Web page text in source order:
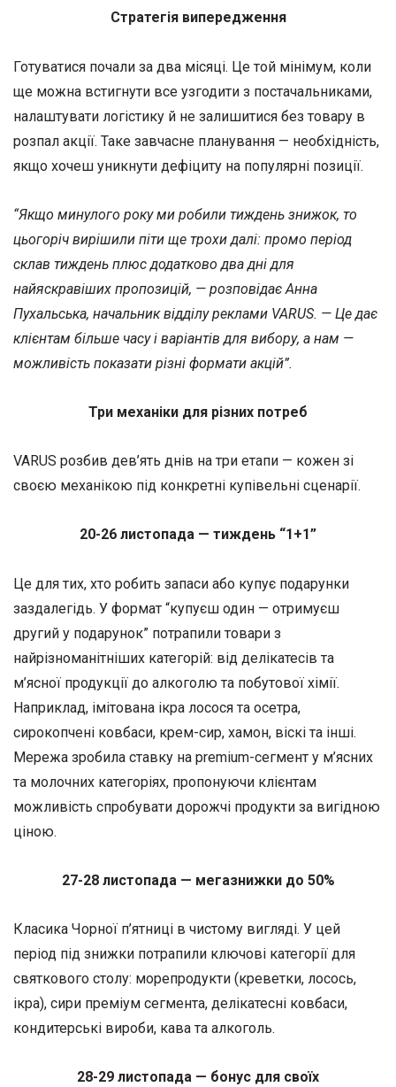
Стратегія випередження
Готуватися почали за два місяці. Це той мінімум, коли
ще можна встигнути все узгодити з постачальниками,
налаштувати логістику й не залишитися без товару в
розпал акції. Таке завчасне планування — необхідність,
якщо хочеш уникнути дефіциту на популярні позиції.
“Якщо минулого року ми робили тиждень знижок, то
цьогоріч вирішили піти ще трохи далі: промо період
склав тиждень плюс додатково два дні для
найяскравіших пропозицій, — розповідає Анна
Пухальська, начальник відділу реклами VARUS. — Це дає
клієнтам більше часу і варіантів для вибору, а нам —
можливість показати різні формати акцій”.
Три механіки для різних потреб
VARUS розбив дев’ять днів на три етапи — кожен зі
своєю механікою під конкретні купівельні сценарії.
20-26 листопада — тиждень “1+1”
Це для тих, хто робить запаси або купує подарунки
заздалегідь. У формат “купуєш один — отримуєш
другий у подарунок” потрапили товари з
найрізноманітніших категорій: від делікатесів та
м’ясної продукції до алкоголю та побутової хімії.
Наприклад, імітована ікра лосося та осетра,
сирокопчені ковбаси, крем-сир, хамон, віскі та інші.
Мережа зробила ставку на premium-сегмент у м’ясних
та молочних категоріях, пропонуючи клієнтам
можливість спробувати дорожчі продукти за вигідною
ціною.
27-28 листопада — мегазнижки до 50%
Класика Чорної п’ятниці в чистому вигляді. У цей
період під знижки потрапили ключові категорії для
святкового столу: морепродукти (креветки, лосось,
ікра), сири преміум сегмента, делікатесні ковбаси,
кондитерські вироби, кава та алкоголь.
28-29 листопада — бонус для своїх